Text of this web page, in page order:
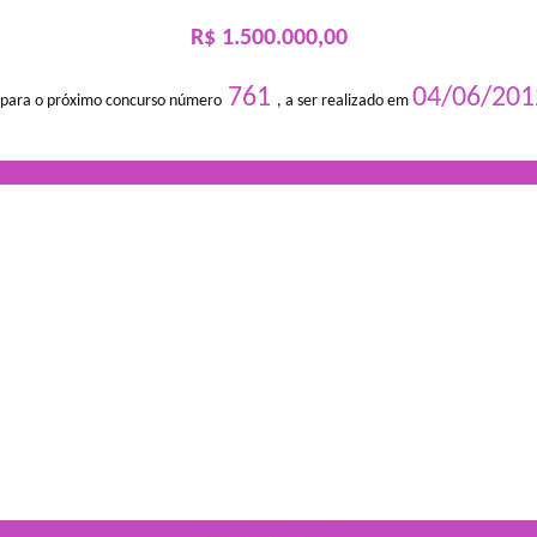
R$ 1.500.000,00
o próximo concurso número 761 , a ser realizado em 04/06/